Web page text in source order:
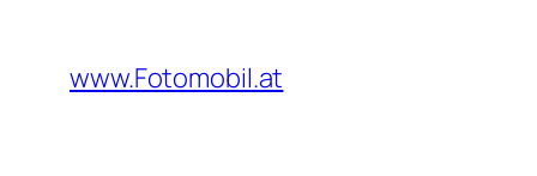
springen
www.Fotomobil.at